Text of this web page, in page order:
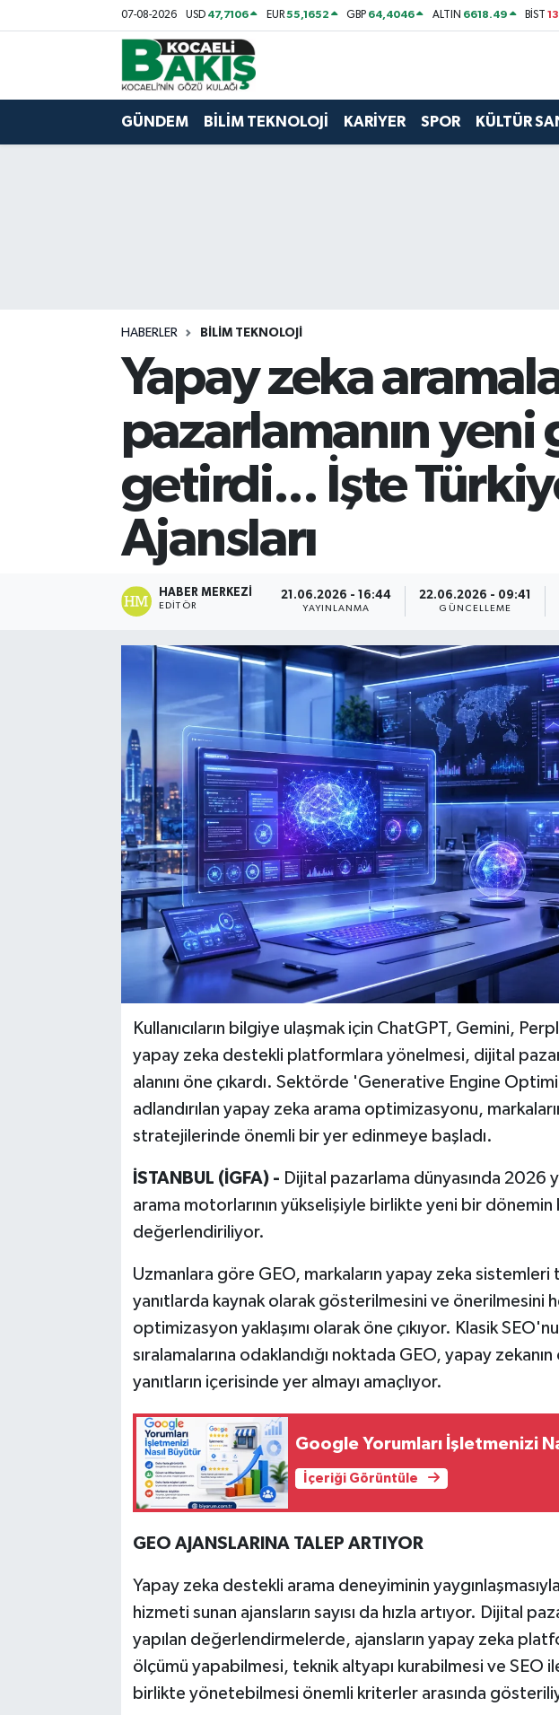
07-08-2026 USD 47,7106 EUR55,1652 GBP 64,4046 ALTIN 6618.49 BİST
GÜNDEM BİLİM TEKNOLOJİ KARİYER SPOR KÜLTÜR
HABERLER BİLİM TEKNOLOJİ
Yapay zeka
pazarlamanın
getirdi... İşte
Ajansları
HABER MERKEZI
EDITÖR
21.06.2026 - 16:44
YAYINLANMA
22.06.2026 - 09:41
GÜNCELLEME
Kullanıcıların bilgiye ulaşmak için ChatGPT, Gemini,
yapay zeka destekli platformlara yönelmesi, dijital
alanını öne çıkardı. Sektörde 'Generative Engine
adlandırılan yapay zeka arama optimizasyonu,
stratejilerinde önemli bir yer edinmeye başladı.
İSTANBUL (İGFA) - Dijital pazarlama dünyasında 2026
arama motorlarının yükselişiyle birlikte yeni bir dönemin
değerlendiriliyor.
Uzmanlara göre GEO, markaların yapay zeka sistemleri
yanıtlarda kaynak olarak gösterilmesini ve önerilmesini
optimizasyon yaklaşımı olarak öne çıkıyor. Klasik
sıralamalarına odaklandığı noktada GEO, yapay
yanıtların içerisinde yer almayı amaçlıyor.
Google Yorumları İşletmenizi
İçeriği Görüntüle
GEO AJANSLARINA TALEP ARTIYOR
Yapay zeka destekli arama deneyiminin
hizmeti sunan ajansların sayısı da hızla artıyor. Dijital
yapılan değerlendirmelerde, ajansların yapay zeka
ölçümü yapabilmesi, teknik altyapı kurabilmesi ve SEO
birlikte yönetebilmesi önemli kriterler arasında
Kocaeli Nöbetçi Eczaneler
Kocaeli Hava Durumu